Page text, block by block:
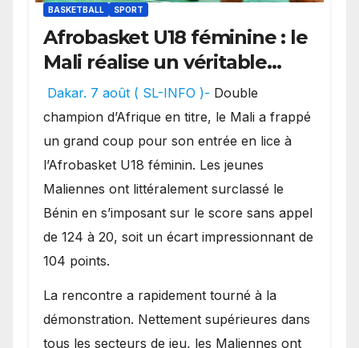
BASKETBALL SPORT
Afrobasket U18 féminine : le
Mali réalise un véritable
festival offensif et inflige
une lourde défaite au
Bénin.
Dakar. 7 août ( SL-INFO )- Double
champion d’Afrique en titre, le Mali a frappé
un grand coup pour son entrée en lice à
l’Afrobasket U18 féminin. Les jeunes
Maliennes ont littéralement surclassé le
Bénin en s’imposant sur le score sans appel
de 124 à 20, soit un écart impressionnant de
104 points.
La rencontre a rapidement tourné à la
démonstration. Nettement supérieures dans
tous les secteurs de jeu, les Maliennes ont